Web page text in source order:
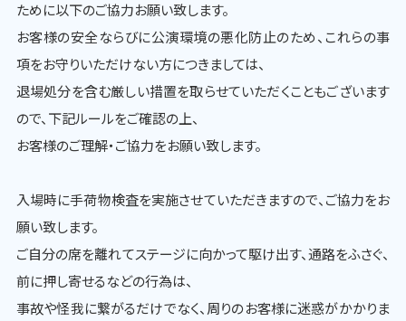
ために以下のご協力お願い致します。
お客様の安全ならびに公演環境の悪化防止のため、これらの事
項をお守りいただけない方につきましては、
退場処分を含む厳しい措置を取らせていただくこともございます
ので、下記ルールをご確認の上、
お客様のご理解・ご協力をお願い致します。
入場時に手荷物検査を実施させていただきますので、ご協力をお
願い致します。
ご自分の席を離れてステージに向かって駆け出す、通路をふさぐ、
前に押し寄せるなどの行為は、
事故や怪我に繋がるだけでなく、周りのお客様に迷惑がかかりま